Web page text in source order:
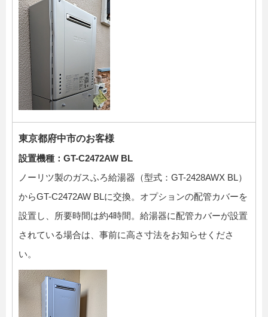
東京都府中市のお客様
設置機種：GT-C2472AW BL
ノーリツ製のガスふろ給湯器（型式：GT-2428AWX BL）
からGT-C2472AW BLに交換。オプションの配管カバーを
設置し、所要時間は約4時間。給湯器に配管カバーが設置
されている場合は、事前に高さ寸法をお知らせくださ
い。